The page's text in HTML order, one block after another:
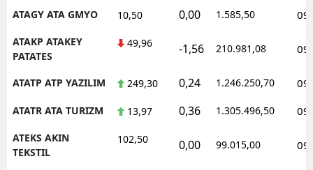
ATAGY ATA GMYO 10,50 0,00 1.585,50
ATAKP ATAKEY
PATATES
49,96 -1,56 210.981,08
ATATP ATP YAZILIM 249,30 0,24 1.246.250,70
ATATR ATA TURIZM 13,97 0,36 1.305.496,50
ATEKS AKIN
TEKSTIL
102,50 0,00 99.015,00